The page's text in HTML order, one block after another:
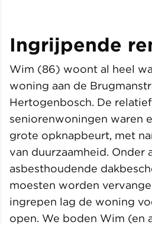
Ingrijpende
Wim (86) woont al heel
woning aan de
Hertogenbosch. De
seniorenwoningen waren
grote opknapbeurt, met
van duurzaamheid. Onder
asbesthoudende
moesten worden
ingrepen lag de woning
open. We boden Wim (en